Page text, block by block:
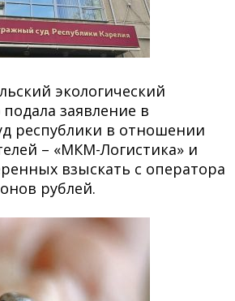
экологический
заявление в
республики в отношении
– «МКМ-Логистика» и
взыскать с оператора
рублей.